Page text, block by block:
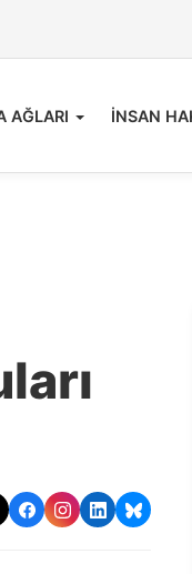
AĞLARI İNSAN